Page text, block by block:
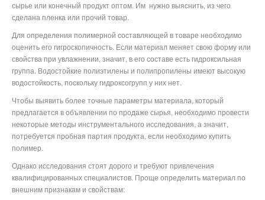
сырье или конечный продукт оптом. Им нужно выяснить, из чего
сделана пленка или прочий товар.
Для определения полимерной составляющей в товаре необходимо
оценить его гигроскопичность. Если материал меняет свою форму или
свойства при увлажнении, значит, в его составе есть гидроксильная
группа. Водостойкие полиэтилены и полипропилены имеют высокую
водостойкость, поскольку гидроксогрупп у них нет.
Чтобы выявить более точные параметры материала, который
предлагается в объявлении по продаже сырья, необходимо провести
некоторые методы инструментального исследования, а значит,
потребуется пробная партия продукта, если необходимо купить
полимер.
Однако исследования стоят дорого и требуют привлечения
квалифицированных специалистов. Проще определить материал по
внешним признакам и свойствам: